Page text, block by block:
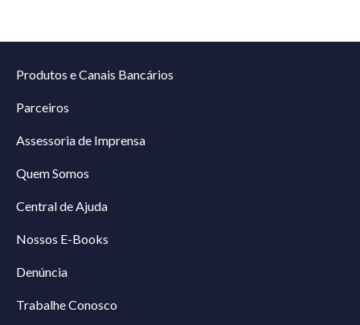
Produtos e Canais Bancários
Parceiros
Assessoria de Imprensa
Quem Somos
Central de Ajuda
Nossos E-Books
Denúncia
Trabalhe Conosco